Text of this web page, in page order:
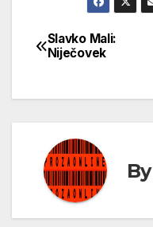
Кретање
Slavko Mali:
Niječovek
By